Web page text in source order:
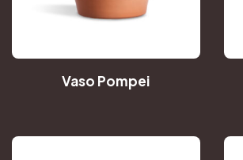
Vaso Pompei